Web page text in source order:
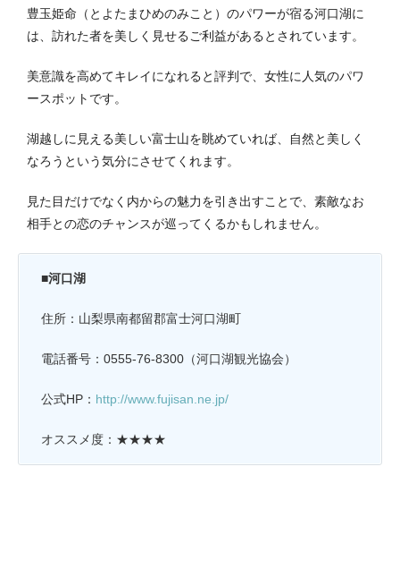
豊玉姫命（とよたまひめのみこと）のパワーが宿る河口湖に
は、訪れた者を美しく見せるご利益があるとされています。
美意識を高めてキレイになれると評判で、女性に人気のパワ
ースポットです。
湖越しに見える美しい富士山を眺めていれば、自然と美しく
なろうという気分にさせてくれます。
見た目だけでなく内からの魅力を引き出すことで、素敵なお
相手との恋のチャンスが巡ってくるかもしれません。
■河口湖
住所：山梨県南都留郡富士河口湖町
電話番号：0555-76-8300（河口湖観光協会）
公式HP： http://www.fujisan.ne.jp/
オススメ度：★★★★